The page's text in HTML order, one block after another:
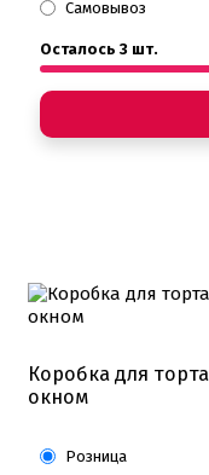
Самовывоз
Осталось 3 шт.
Коробка для
окном
Розница